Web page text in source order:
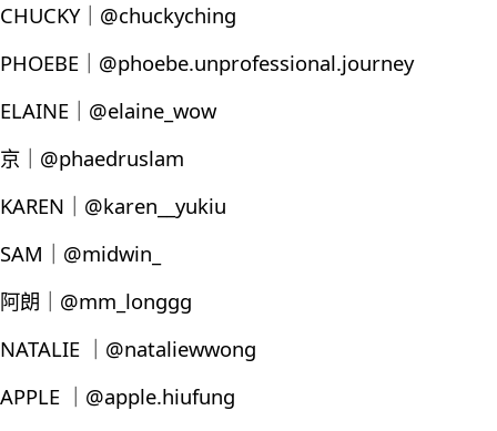
CHUCKY｜@chuckyching
PHOEBE｜@phoebe.unprofessional.journey
ELAINE｜@elaine_wow
京｜@phaedruslam
KAREN｜@karen__yukiu
SAM｜@midwin_
阿朗｜@mm_longgg
NATALIE ｜@nataliewwong
APPLE ｜@apple.hiufung